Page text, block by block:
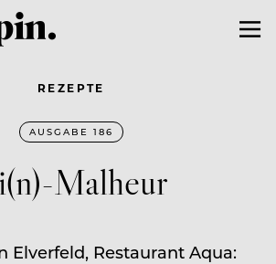
REZEPTE
AUSGABE 186
Malheur
Elverfeld, Restaurant Aqua: